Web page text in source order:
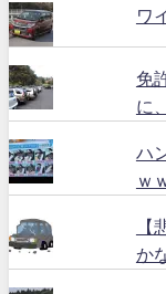
ワ
免
に
ハ
ｗ
【
か